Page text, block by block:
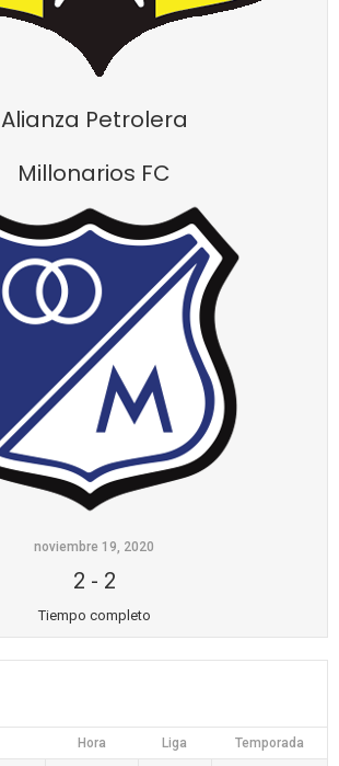
Alianza Petrolera
Millonarios FC
noviembre 19, 2020
2 - 2
Tiempo completo
Hora Liga Temporada